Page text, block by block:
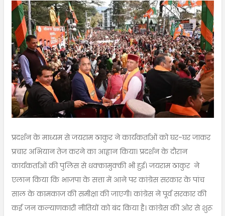
प्रदर्शन के माध्यम से जयराम ठाकुर ने कार्यकर्ताओं को घर-घर जाकर
प्रचार अभियान तेज करने का आह्वान किया। प्रदर्शन के दौरान
कार्यकर्ताओं की पुलिस से धक्कामुक्की भी हुई। जयराम ठाकुर ने
एलान किया कि भाजपा के सत्ता में आने पर कांग्रेस सरकार के पांच
साल के कामकाज की समीक्षा की जाएगी। कांग्रेस ने पूर्व सरकार की
कई जन कल्याणकारी नीतियों को बंद किया है। कांग्रेस की ओर से शुरू